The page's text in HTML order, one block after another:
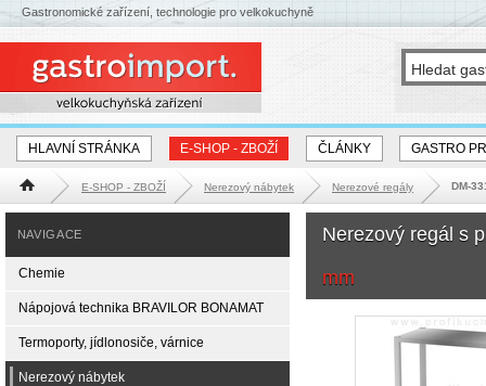
HLAVNÍ STRÁNKA E-SHOP - ZBOŽÍ ČLÁNKY GASTRO
Hlavní stránka E-SHOP - ZBOŽÍ Nerezový nábytek Nerezové regály DM-
Nerezový regál s
mm
NAVIGACE
Chemie
Nápojová technika BRAVILOR BONAMAT
Termoporty, jídlonosiče, várnice
Nerezový nábytek
Gastronomické zařízení, technologie pro velkokuchyně